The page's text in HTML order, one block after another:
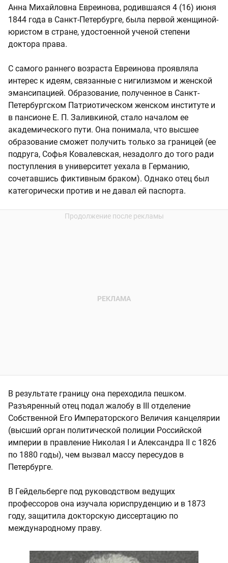
Анна Михайловна Евреинова, родившаяся 4 (16) июня
1844 года в Санкт-Петербурге, была первой женщиной-
юристом в стране, удостоенной ученой степени
доктора права.
С самого раннего возраста Евреинова проявляла
интерес к идеям, связанные с нигилизмом и женской
эмансипацией. Образование, полученное в Санкт-
Петербургском Патриотическом женском институте и
в пансионе Е. П. Заливкиной, стало началом ее
академического пути. Она понимала, что высшее
образование сможет получить только за границей (ее
подруга, Софья Ковалевская, незадолго до того ради
поступления в университет уехала в Германию,
сочетавшись фиктивным браком). Однако отец был
категорически против и не давал ей паспорта.
В результате границу она переходила пешком.
Разъяренный отец подал жалобу в III отделение
Собственной Его Императорского Величия канцелярии
(высший орган политической полиции Российской
империи в правление Николая I и Александра II с 1826
по 1880 годы), чем вызвал массу пересудов в
Петербурге.
В Гейдельберге под руководством ведущих
профессоров она изучала юриспруденцию и в 1873
году, защитила докторскую диссертацию по
международному праву.